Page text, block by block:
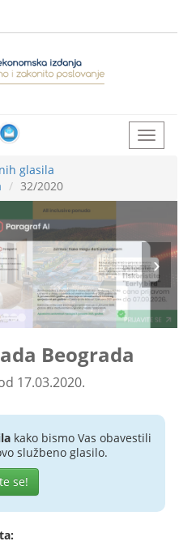
glasila
32/2020
Beograda
17.03.2020.
kako bismo Vas obavestili
službeno glasilo.
se!